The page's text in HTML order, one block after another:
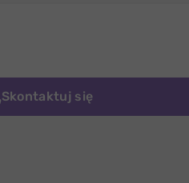
Skontaktuj się